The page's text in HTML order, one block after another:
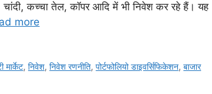
चांदी, कच्चा तेल, कॉपर आदि में भी निवेश कर रहे हैं। यह
more
मार्केट,निवेश,निवेश रणनीति,पोर्टफोलियो डाइवर्सिफिकेशन,बाजार